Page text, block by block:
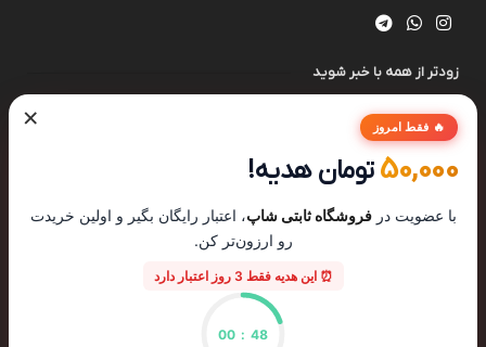
زودتر از همه با خبر شوید
× 🔥 فقط امروز
50,000تومان هدیه!
با عضویت درفروشگاه ثابتی شاپ، اعتبار رایگان بگیر و اولین خریدت
رو ارزون‌تر کن.
⏰ این هدیه فقط 3 روز اعتبار دارد
47
:
00